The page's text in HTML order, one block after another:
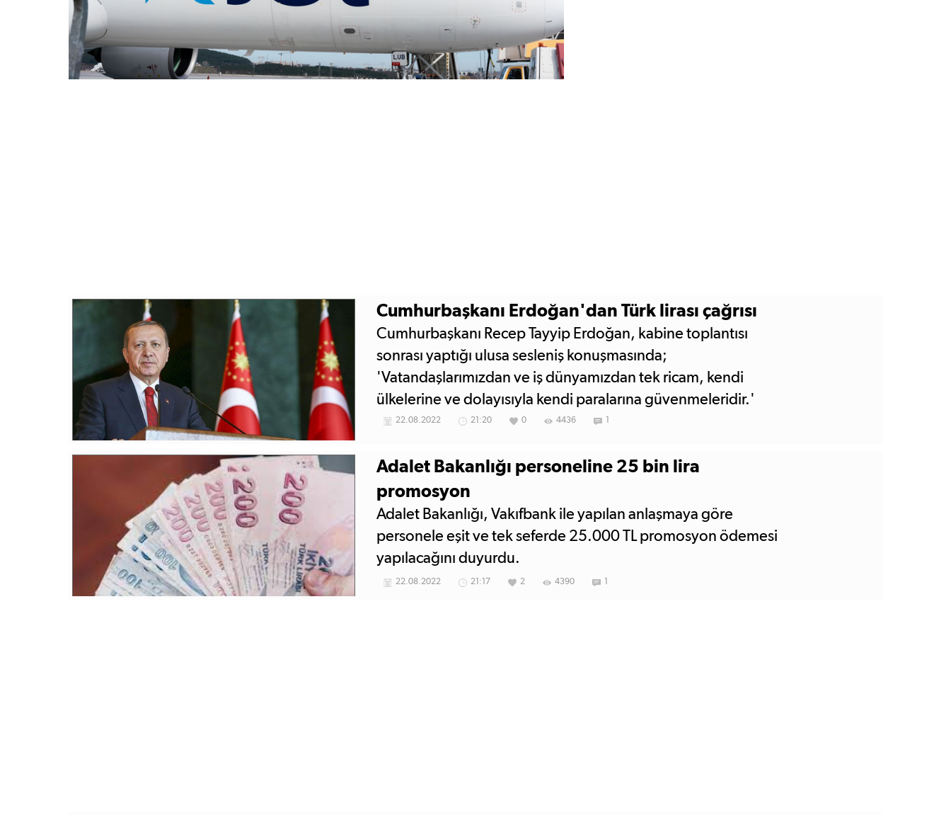
Cumhurbaşkanı Erdoğan'dan Türk lirası çağrısı
Cumhurbaşkanı Recep Tayyip Erdoğan, kabine toplantısı
sonrası yaptığı ulusa sesleniş konuşmasında;
'Vatandaşlarımızdan ve iş dünyamızdan tek ricam, kendi
ülkelerine ve dolayısıyla kendi paralarına güvenmeleridir.'
dedi. 'Bütçe disiplininden asla taviz vermeyeceğiz' diyen
ediyorum' ifadelerini kullandı.
22.08.2022 21:20 0 4436
Adalet Bakanlığı personeline 25 bin lira
promosyon
Adalet Bakanlığı, Vakıfbank ile yapılan anlaşmaya göre
personele eşit ve tek seferde 25.000 TL promosyon ödemesi
yapılacağını duyurdu.
22.08.2022 21:17 2 4390